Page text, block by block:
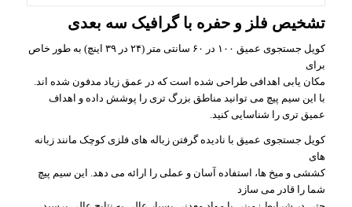
تشخیص فلز و حفره با گرافیک سه بعدی
کویل جستجوی عمیق ۱۰۰ در ۶۰ سانتی متر (۲۴ در ۳۹ اینچ) به طور خاص
برای
مکان یابی اهدافی طراحی شده است که در عمق زیاد مدفون شده اند.
با این سیم پیچ می توانید مناطق بزرگ تری را پوشش داده و اهداف
عمیق تری را شناسایی کنید.
کویل جستجوی عمیق با نادیده گرفتن زباله های فلزی کوچک مانند زبانه
های
کششی و میخ ها، استفاده آسان و عملی را ارائه می دهد. این سیم پیچ
شما را قادر می سازد